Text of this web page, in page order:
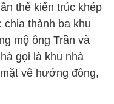
thể kiến trúc khép
thành ba khu
mộ ông Trần và
gọi là khu nhà
về hướng đông,